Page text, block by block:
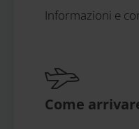
Informazioni e
Come